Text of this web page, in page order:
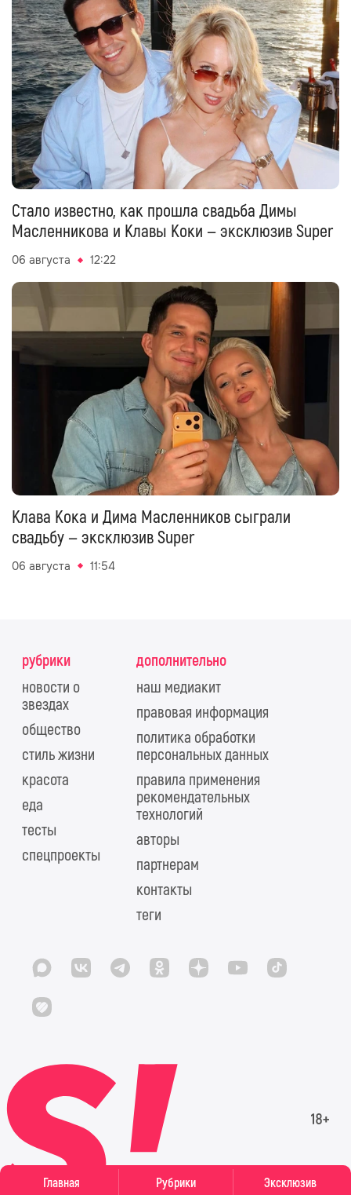
Главная Рубрики Эксклюзив
Стало известно, как прошла свадьба Димы
Масленникова и Клавы Коки — эксклюзив Super
06 августа 12:22
Клава Кока и Дима Масленников сыграли
свадьбу — эксклюзив Super
06 августа 11:54
рубрики
новости о
звездах
общество
стиль жизни
красота
еда
тесты
спецпроекты
дополнительно
наш медиакит
правовая информация
политика обработки
персональных данных
правила применения
рекомендательных
технологий
авторы
партнерам
контакты
теги